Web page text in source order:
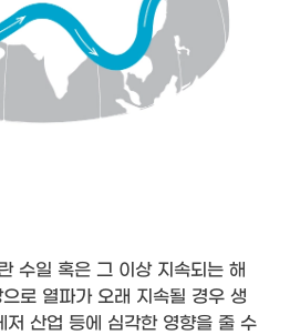
수일 혹은 그 이상 지속되는 해
로 열파가 오래 지속될 경우 생
저 산업 등에 심각한 영향을 줄 수